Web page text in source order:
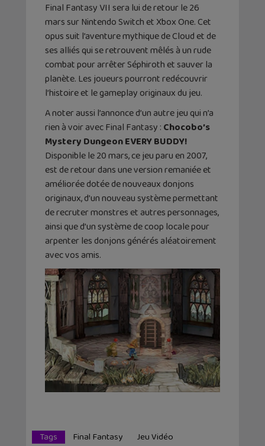
Final Fantasy VII sera lui de retour le 26
mars sur Nintendo Switch et Xbox One. Cet
opus suit l’aventure mythique de Cloud et de
ses alliés qui se retrouvent mêlés à un rude
combat pour arrêter Séphiroth et sauver la
planète. Les joueurs pourront redécouvrir
l’histoire et le gameplay originaux du jeu.
A noter aussi l’annonce d’un autre jeu qui n’a
rien à voir avec Final Fantasy : Chocobo’s
Mystery Dungeon EVERY BUDDY!
Disponible le 20 mars, ce jeu paru en 2007,
est de retour dans une version remaniée et
améliorée dotée de nouveaux donjons
originaux, d’un nouveau système permettant
de recruter monstres et autres personnages,
ainsi que d’un système de coop locale pour
arpenter les donjons générés aléatoirement
avec vos amis.
Tags Final Fantasy Jeu Vidéo